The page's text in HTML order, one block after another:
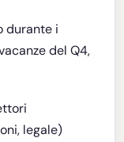
durante i
del Q4,
legale)